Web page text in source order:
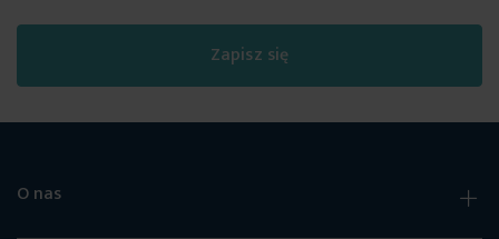
Zapisz się
O nas